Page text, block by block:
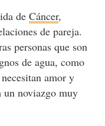
de Cáncer,
de pareja.
personas que son
de agua, como
amor y
un noviazgo muy